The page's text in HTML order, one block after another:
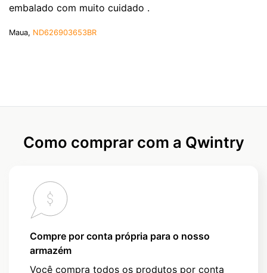
embalado com muito cuidado .
Maua, ND626903653BR
Como comprar com a Qwintry
Compre por conta própria para o nosso
armazém
Você compra todos os produtos por conta